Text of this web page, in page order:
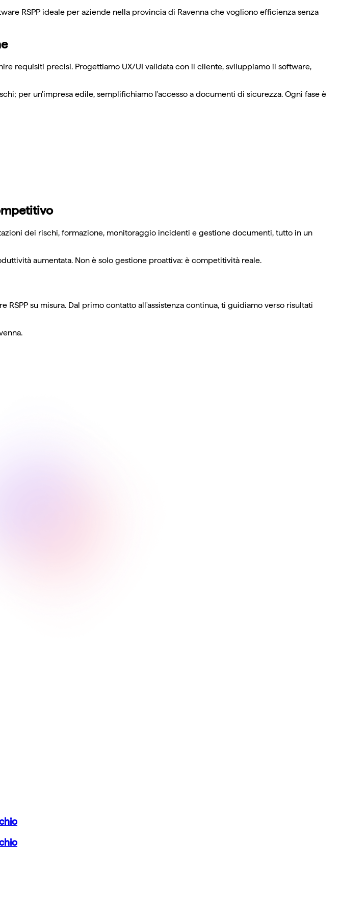
RSPP ideale per aziende nella provincia di Ravenna che vogliono efficienza senza
requisiti precisi. Progettiamo UX/UI validata con il cliente, sviluppiamo il software,
per un'impresa edile, semplifichiamo l'accesso a documenti di sicurezza. Ogni fase è
dei rischi, formazione, monitoraggio incidenti e gestione documenti, tutto in un
aumentata. Non è solo gestione proattiva: è competitività reale.
su misura. Dal primo contatto all'assistenza continua, ti guidiamo verso risultati